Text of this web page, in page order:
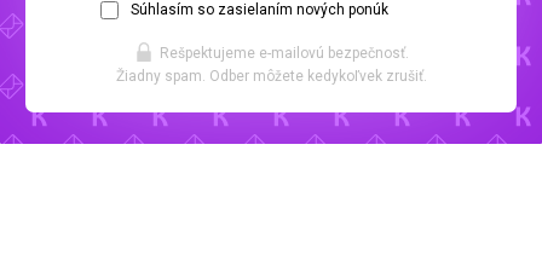
Súhlasím so zasielaním nových ponúk
Rešpektujeme e-mailovú bezpečnosť.
Žiadny spam. Odber môžete kedykoľvek zrušiť.